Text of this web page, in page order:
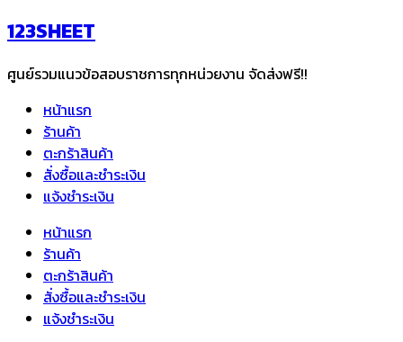
Skip
to
content
123SHEET
ศูนย์รวมแนวข้อสอบราชการทุกหน่วยงาน จัดส่งฟรี!!
หน้าแรก
ร้านค้า
ตะกร้าสินค้า
สั่งซื้อและชำระเงิน
แจ้งชำระเงิน
หน้าแรก
ร้านค้า
ตะกร้าสินค้า
สั่งซื้อและชำระเงิน
แจ้งชำระเงิน